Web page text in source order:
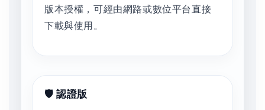
版本授權，可經由網路或數位平台直接
下載與使用。
🛡️ 認證版